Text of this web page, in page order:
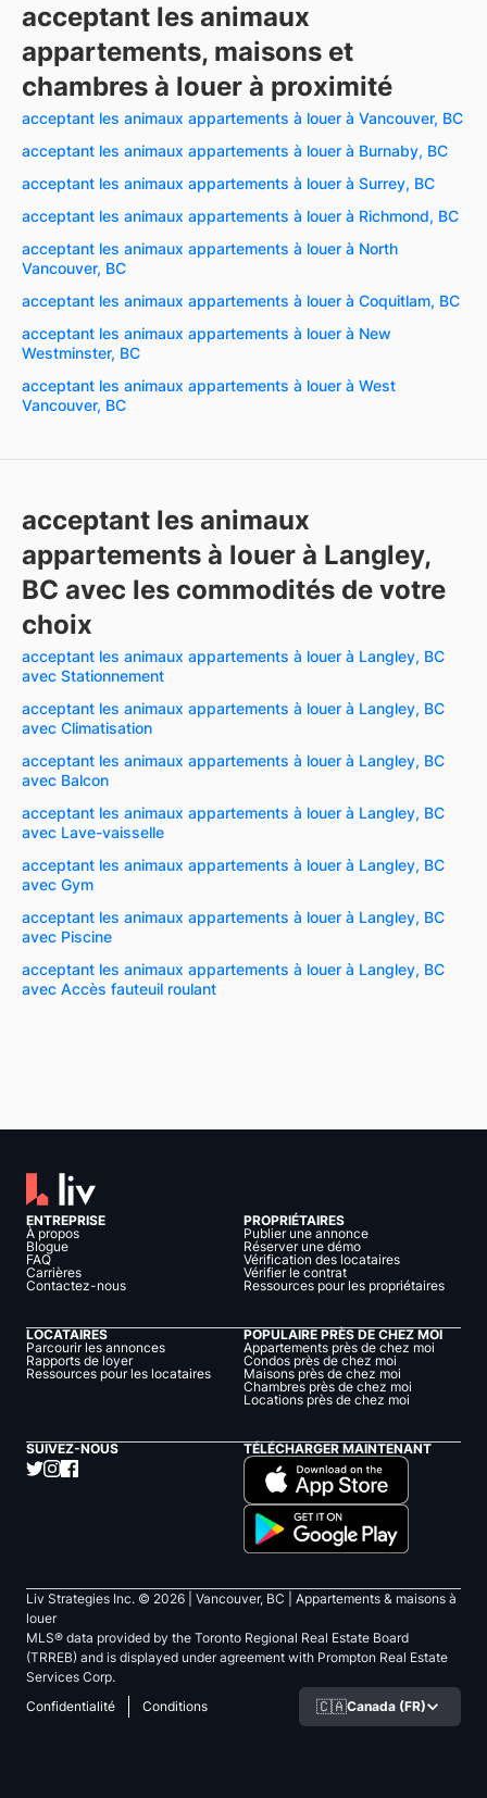
acceptant les animaux
appartements, maisons et
chambres à louer à proximité
acceptant les animaux appartements à louer à Vancouver, BC
acceptant les animaux appartements à louer à Burnaby, BC
acceptant les animaux appartements à louer à Surrey, BC
acceptant les animaux appartements à louer à Richmond, BC
acceptant les animaux appartements à louer à North
Vancouver, BC
acceptant les animaux appartements à louer à Coquitlam, BC
acceptant les animaux appartements à louer à New
Westminster, BC
acceptant les animaux appartements à louer à West
Vancouver, BC
acceptant les animaux
appartements à louer à Langley,
BC avec les commodités de votre
choix
acceptant les animaux appartements à louer à Langley, BC
avec Stationnement
acceptant les animaux appartements à louer à Langley, BC
avec Climatisation
acceptant les animaux appartements à louer à Langley, BC
avec Balcon
acceptant les animaux appartements à louer à Langley, BC
avec Lave-vaisselle
acceptant les animaux appartements à louer à Langley, BC
avec Gym
acceptant les animaux appartements à louer à Langley, BC
avec Piscine
acceptant les animaux appartements à louer à Langley, BC
avec Accès fauteuil roulant
ENTREPRISE
À propos
Blogue
FAQ
Carrières
Contactez-nous
PROPRIÉTAIRES
Publier une annonce
Réserver une démo
Vérification des locataires
Vérifier le contrat
Ressources pour les propriétaires
LOCATAIRES
Parcourir les annonces
Rapports de loyer
Ressources pour les locataires
POPULAIRE PRÈS DE CHEZ MOI
Appartements près de chez moi
Condos près de chez moi
Maisons près de chez moi
Chambres près de chez moi
Locations près de chez moi
SUIVEZ-NOUS TÉLÉCHARGER MAINTENANT
Liv Strategies Inc. © 2026 | Vancouver, BC |
Appartements & maisons à
louer
MLS® data provided by the Toronto Regional Real Estate Board
(TRREB) and is displayed under agreement with Prompton Real Estate
Services Corp.
Confidentialité
Conditions 🇨🇦Canada (FR)